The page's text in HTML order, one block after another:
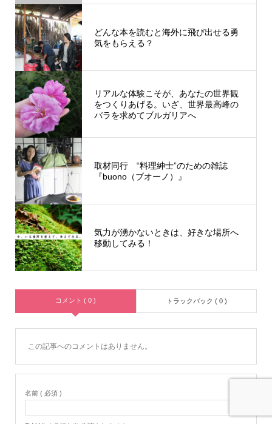
どんな本を読むと海外に飛び出せる勇
気をもらえる？
リアルな体験こそが、あなたの世界観
をつくりあげる。いざ、世界最高峰の
バラを求めてブルガリアへ
取材同行 “料理紳士”のための雑誌
『buono（ブオーノ）』
気力が湧かないときは、好きな場所へ
移動してみる！
コメント ( 0 ) トラックバック ( 0 )
この記事へのコメントはありません。
名前 ( 必須 )